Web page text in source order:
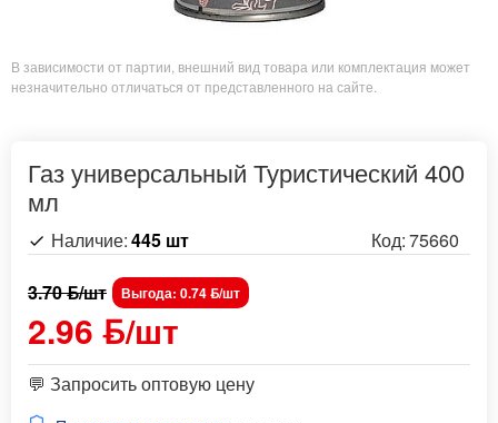
В зависимости от партии, внешний вид товара или комплектация может
незначительно отличаться от представленного на сайте.
Газ универсальный Туристический 400
мл
2.96 ƃ/шт
3.70 ƃ/шт Выгода: 0.74 ƃ/шт
Наличие:445 шт Код:75660
💬 Запросить оптовую цену